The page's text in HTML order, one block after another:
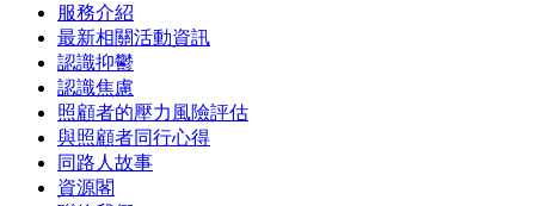
服務介紹
最新相關活動資訊
認識抑鬱
認識焦慮
照顧者的壓力風險評估
與照顧者同行心得
同路人故事
資源閣